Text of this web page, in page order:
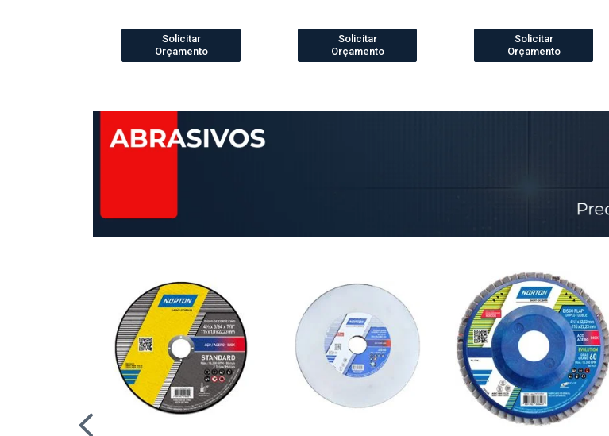
Solicitar
Orçamento
Solicitar
Orçamento
Solicitar
Orçamento